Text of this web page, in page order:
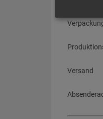
Versand